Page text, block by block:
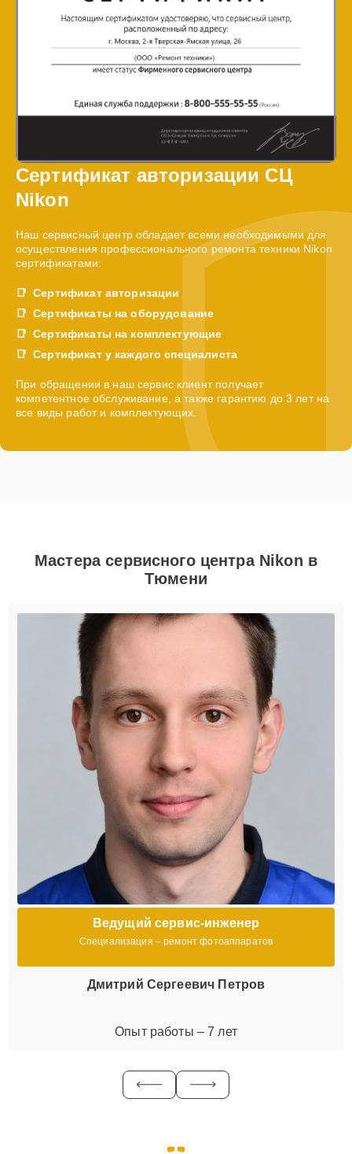
Сертификат авторизации СЦ
Nikon
Наш сервисный центр обладает всеми необходимыми для
осуществления профессионального ремонта техники Nikon
сертификатами:
Сертификат авторизации
Сертификаты на оборудование
Сертификаты на комплектующие
Сертификат у каждого специалиста
При обращении в наш сервис клиент получает
компетентное обслуживание, а также гарантию до 3 лет на
все виды работ и комплектующих.
Мастера сервисного центра Nikon в
Тюмени
Ведущий сервис-инженер
Специализация – ремонт фотоаппаратов
Дмитрий Сергеевич Петров
Опыт работы – 7 лет